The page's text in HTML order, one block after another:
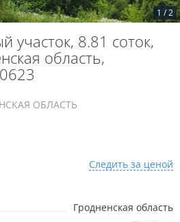
1 /2
участок, 8.81 соток,
область,
ОБЛАСТЬ
Следить за ценой
Гродненская область